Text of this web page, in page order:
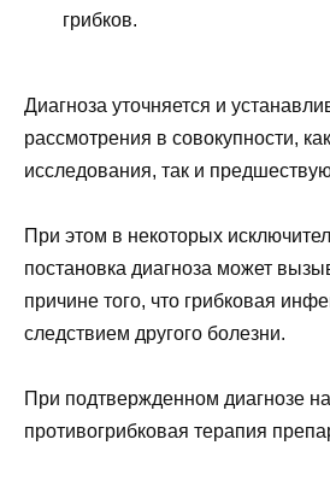
грибков.
Диагноза уточняется и
рассмотрения в совокупности,
исследования, так и
При этом в некоторых
постановка диагноза может
причине того, что грибковая
следствием другого болезни.
При подтвержденном диагнозе
противогрибковая терапия